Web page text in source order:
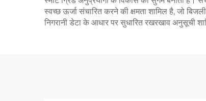
स्वच्छ ऊर्जा संचारित करने की क्षमता शामिल है, जो
निगरानी डेटा के आधार पर सुधारित रखरखाव अनुसूची